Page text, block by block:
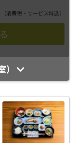
（消費税・サービス料込）